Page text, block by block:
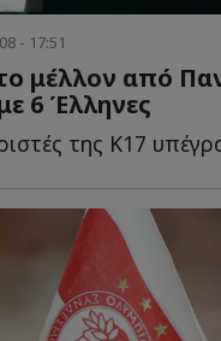
- 17:51
μέλλον από
6 Έλληνες